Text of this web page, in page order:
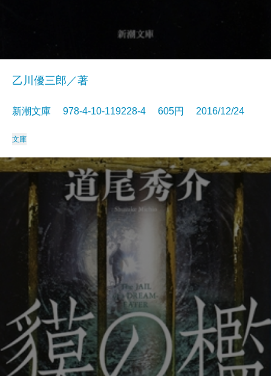
乙川優三郎／著
新潮文庫 978-4-10-119228-4 605円 2016/12/24
文庫